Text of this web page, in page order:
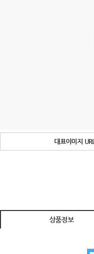
대표이미지 URL
상품정보